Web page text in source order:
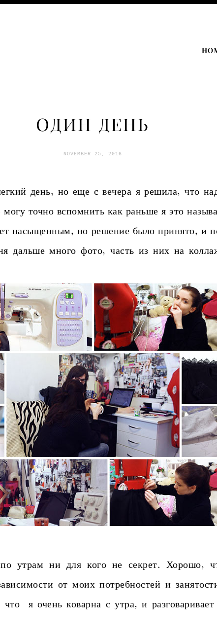
ОДИН ДЕНЬ
NOVEMBER 25, 2016
день, но еще с вечера я решила, что
точно вспомнить как раньше я это
насыщенным, но решение было принято, и
дальше много фото, часть из них на
ни для кого не секрет. Хорошо,
от моих потребностей и
я очень коварна с утра, и